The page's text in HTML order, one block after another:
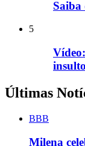
Saiba
5
Últimas
BBB
Milena